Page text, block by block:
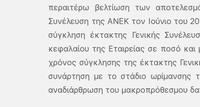
περαιτέρω βελτίωση των
Συνέλευση της ΑΝΕΚ τον Ιούνιο του
σύγκληση έκτακτης Γενικής
κεφαλαίου της Εταιρείας σε ποσό
χρόνος σύγκλησης της έκτακτης
συνάρτηση με το στάδιο ωρίμανσης
αναδιάρθρωση του μακροπρόθεσμου